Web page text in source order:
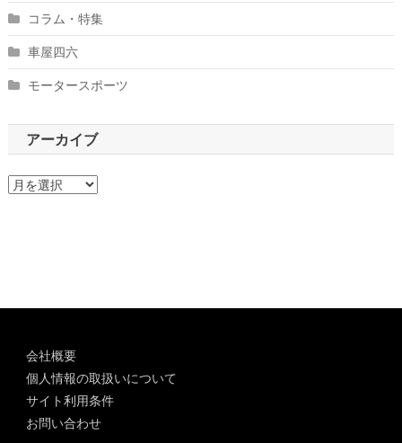
コラム・特集
車屋四六
モータースポーツ
アーカイブ
ア
会社概要
個人情報の取扱いについて
サイト利用条件
お問い合わせ